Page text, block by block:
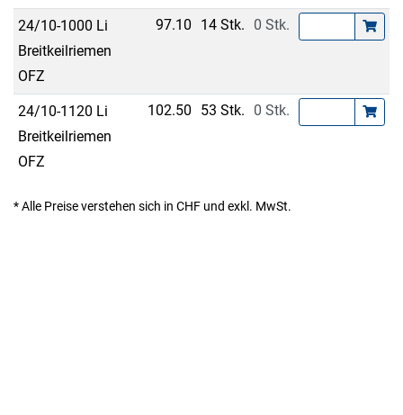
24/10-1000 Li
Breitkeilriemen
OFZ
97.10 14 Stk. 0 Stk.
24/10-1120 Li
Breitkeilriemen
OFZ
102.50 53 Stk. 0 Stk.
* Alle Preise verstehen sich in CHF und exkl. MwSt.